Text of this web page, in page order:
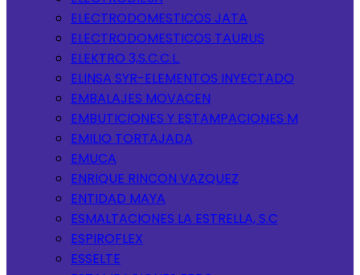
ELECTRODOMESTICOS JATA
ELECTRODOMESTICOS TAURUS
ELEKTRO 3,S.C.C.L.
ELINSA SYR-ELEMENTOS INYECTADO
EMBALAJES MOVACEN
EMBUTICIONES Y ESTAMPACIONES M
EMILIO TORTAJADA
EMUCA
ENRIQUE RINCON VAZQUEZ
ENTIDAD MAYA
ESMALTACIONES LA ESTRELLA, S.C
ESPIROFLEX
ESSELTE